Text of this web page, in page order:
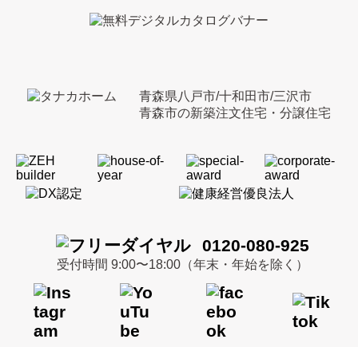
青森県八戸市/十和田市/三沢市
青森市の新築注文住宅・分譲住宅
0120-080-925
受付時間 9:00〜18:00（年末・年始を除く）